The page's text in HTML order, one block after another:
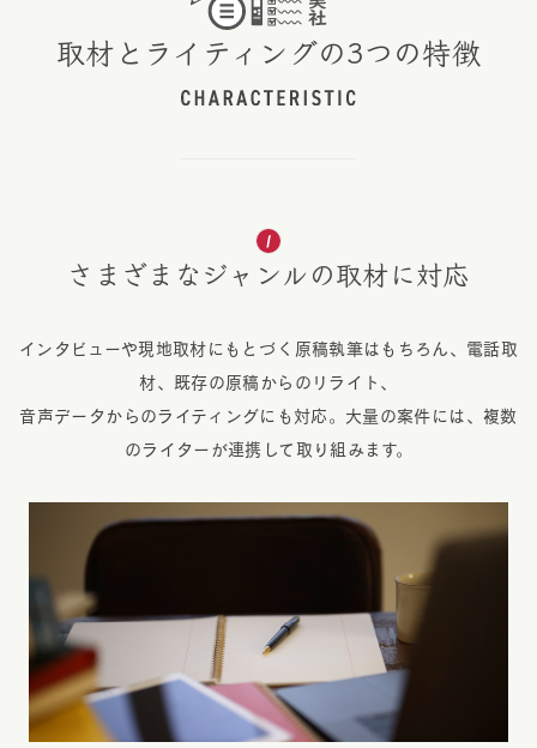
取材とライティングの3つの特徴
さまざまなジャンルの取材に対応
インタビューや現地取材にもとづく原稿執筆はもちろん、電話取
材、既存の原稿からのリライト、
音声データからのライティングにも対応。大量の案件には、複数
のライターが連携して取り組みます。